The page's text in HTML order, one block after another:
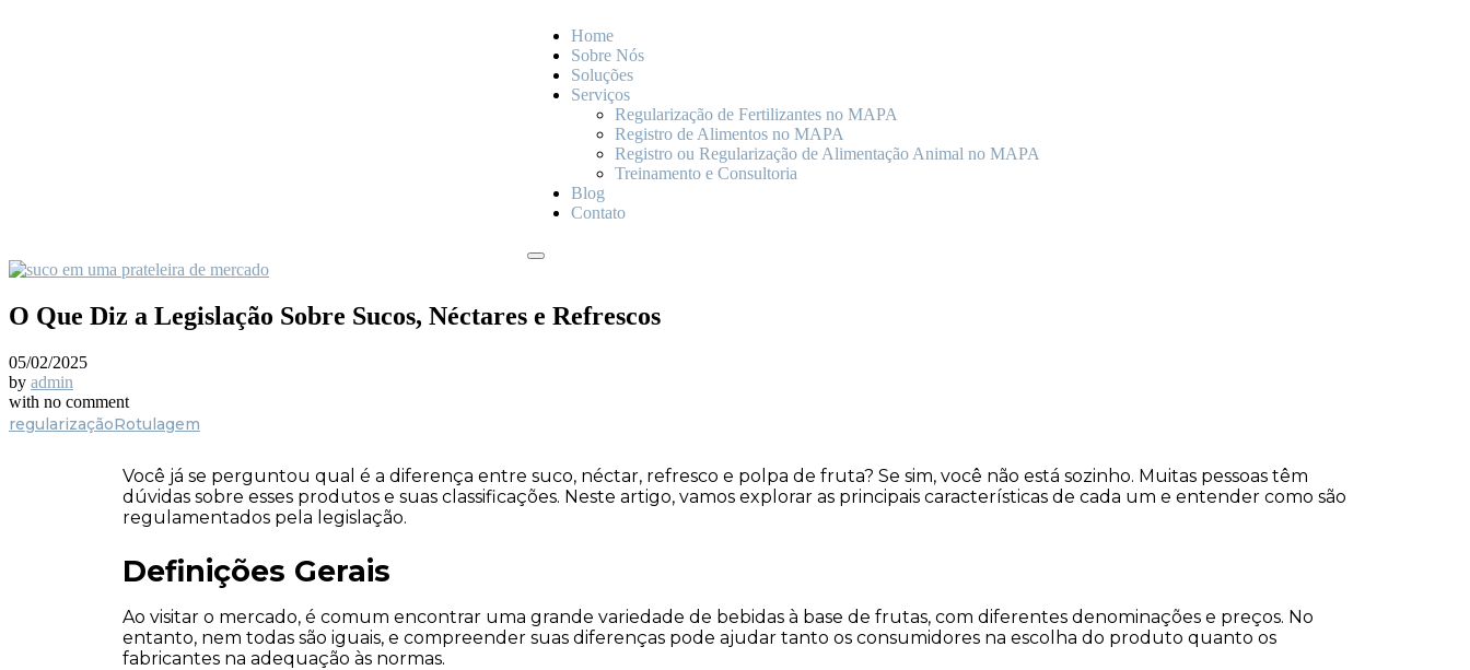
Home
Sobre Nós
Soluções
Serviços
Regularização de Fertilizantes no MAPA
Registro de Alimentos no MAPA
Registro ou Regularização de Alimentação Animal no MAPA
Treinamento e Consultoria
Blog
Contato
O Que Diz a Legislação Sobre Sucos, Néctares e Refrescos
05/02/2025
by admin
with no comment
regularizaçãoRotulagem
Você já se perguntou qual é a diferença entre suco, néctar, refresco e polpa de fruta? Se sim, você não está sozinho. Muitas pessoas têm
dúvidas sobre esses produtos e suas classificações. Neste artigo, vamos explorar as principais características de cada um e entender como são
regulamentados pela legislação.
Definições Gerais
Ao visitar o mercado, é comum encontrar uma grande variedade de bebidas à base de frutas, com diferentes denominações e preços. No
entanto, nem todas são iguais, e compreender suas diferenças pode ajudar tanto os consumidores na escolha do produto quanto os
fabricantes na adequação às normas.